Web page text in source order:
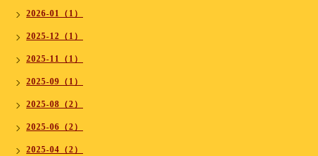
2026-01（1）
2025-12（1）
2025-11（1）
2025-09（1）
2025-08（2）
2025-06（2）
2025-04（2）